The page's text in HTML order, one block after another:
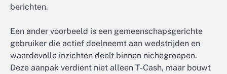
berichten.
Een ander voorbeeld is een gemeenschapsgerichte
gebruiker die actief deelneemt aan wedstrijden en
waardevolle inzichten deelt binnen nichegroepen.
Deze aanpak verdient niet alleen T-Cash, maar bouwt